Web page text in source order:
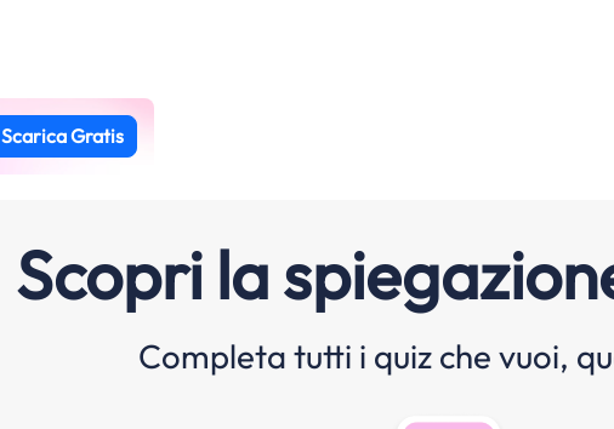
Scarica Gratis
Scopri la
Completa tutti i quiz che vuoi,